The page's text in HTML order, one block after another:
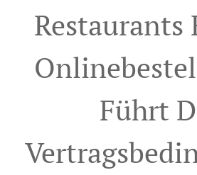
Restaurants
Führt